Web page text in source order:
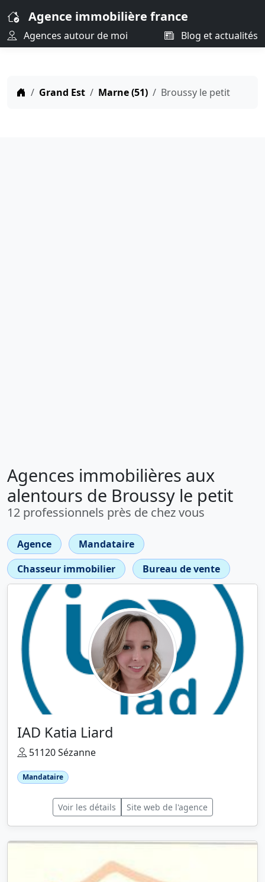
Agence immobilière france
Agences autour de moi Blog et actualités
Grand Est Marne (51) Broussy le petit
Agences immobilières aux
alentours de Broussy le petit
12 professionnels près de chez vous
Agence
Mandataire
Chasseur immobilier
Bureau de vente
IAD Katia Liard
51120 Sézanne
Mandataire
Voir les détails Site web de l'agence